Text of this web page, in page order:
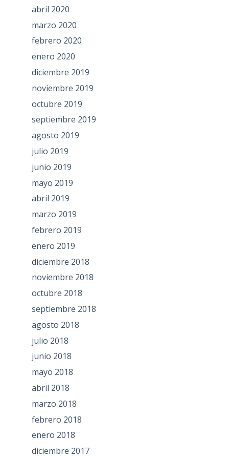
abril 2020
marzo 2020
febrero 2020
enero 2020
diciembre 2019
noviembre 2019
octubre 2019
septiembre 2019
agosto 2019
julio 2019
junio 2019
mayo 2019
abril 2019
marzo 2019
febrero 2019
enero 2019
diciembre 2018
noviembre 2018
octubre 2018
septiembre 2018
agosto 2018
julio 2018
junio 2018
mayo 2018
abril 2018
marzo 2018
febrero 2018
enero 2018
diciembre 2017